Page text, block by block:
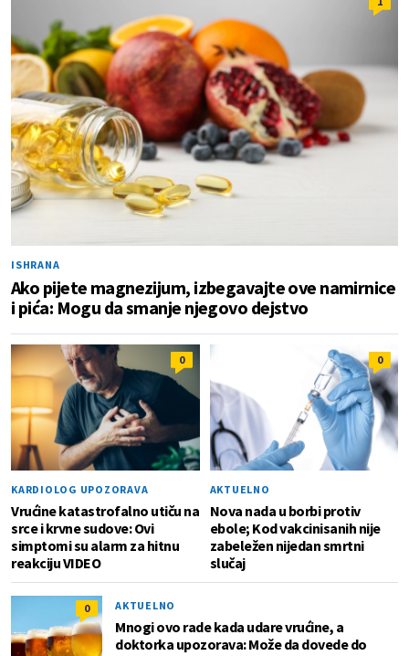
ISHRANA
Ako pijete magnezijum, izbegavajte ove namirnice
i pića: Mogu da smanje njegovo dejstvo
0
KARDIOLOG UPOZORAVA
Vrućine katastrofalno utiču na
srce i krvne sudove: Ovi
simptomi su alarm za hitnu
reakciju VIDEO
0
AKTUELNO
Nova nada u borbi protiv
ebole; Kod vakcinisanih nije
zabeležen nijedan smrtni
slučaj
0 AKTUELNO
Mnogi ovo rade kada udare vrućine, a
doktorka upozorava: Može da dovede do